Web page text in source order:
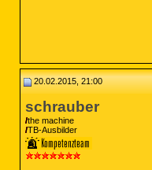
20.02.2015, 21:00
schrauber
the machine
TB-Ausbilder